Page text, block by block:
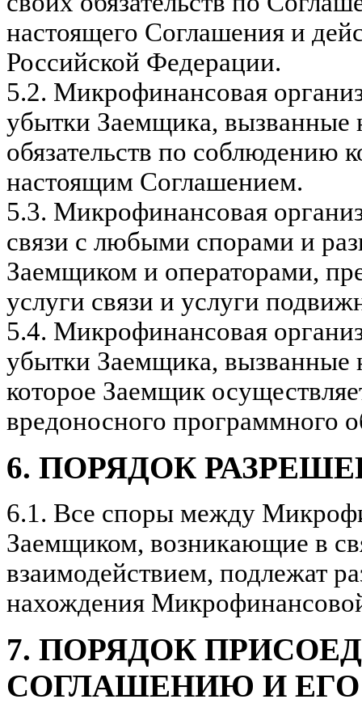
настоящего Соглашения и
Российской Федерации.
5.2. Микрофинансовая
убытки Заемщика,
обязательств по соблюдению
настоящим Соглашением.
5.3. Микрофинансовая
связи с любыми спорами и
Заемщиком и операторами,
услуги связи и услуги
5.4. Микрофинансовая
убытки Заемщика, вызванные
которое Заемщик
вредоносного программного
6. ПОРЯДОК
6.1. Все споры между
Заемщиком, возникающие в
взаимодействием, подлежат
нахождения
7. ПОРЯДОК
СОГЛАШЕНИЮ И